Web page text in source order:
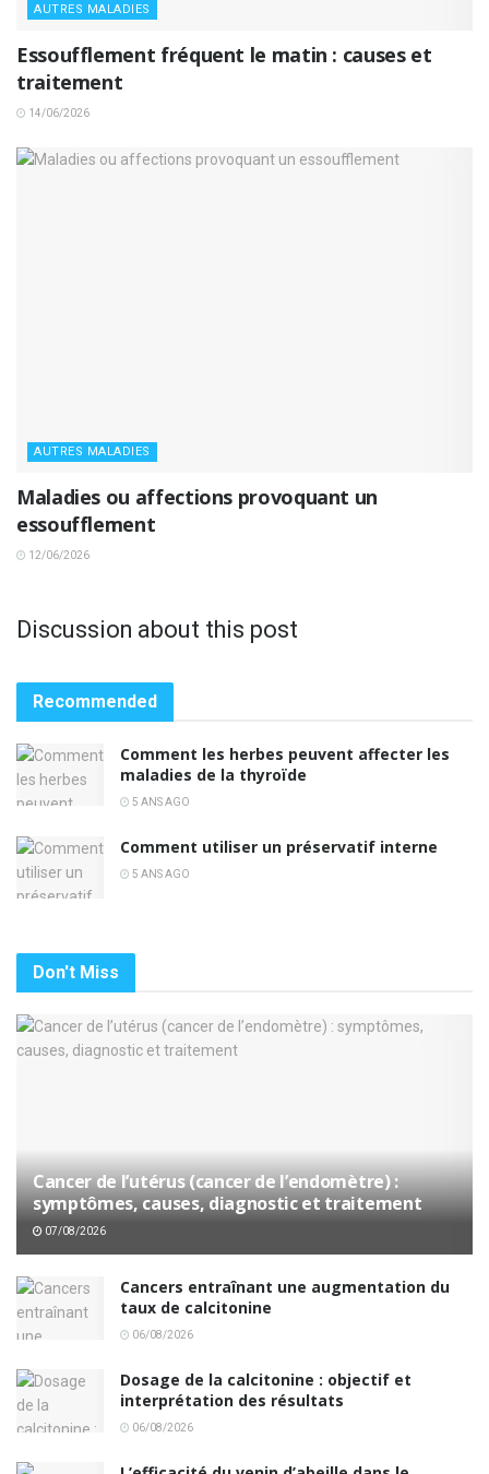
AUTRES MALADIES
Essoufflement fréquent le matin : causes et
traitement
14/06/2026
AUTRES MALADIES
Maladies ou affections provoquant un
essoufflement
12/06/2026
Discussion about this post
Recommended
Comment les herbes peuvent affecter les
maladies de la thyroïde
5 ANS AGO
Comment utiliser un préservatif interne
5 ANS AGO
Don't Miss
Cancer de l’utérus (cancer de l’endomètre) :
symptômes, causes, diagnostic et traitement
07/08/2026
Cancers entraînant une augmentation du
taux de calcitonine
06/08/2026
Dosage de la calcitonine : objectif et
interprétation des résultats
06/08/2026